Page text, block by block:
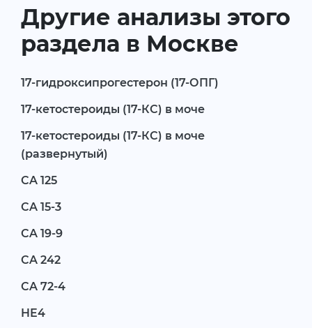
Другие анализы этого
раздела в Москве
17-гидроксипрогестерон (17-ОПГ)
17-кетостероиды (17-КС) в моче
17-кетостероиды (17-КС) в моче
(развернутый)
CA 125
CA 15-3
CA 19-9
CA 242
CA 72-4
HE4